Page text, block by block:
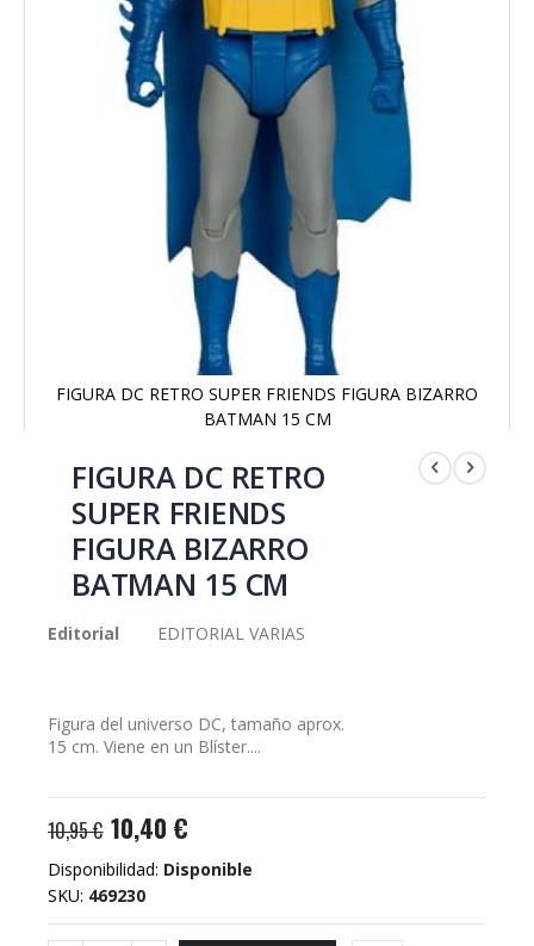
FIGURA DC RETRO SUPER FRIENDS FIGURA BIZARRO
BATMAN 15 CM
comienzo
imágenes
FIGURA DC RETRO
SUPER FRIENDS
FIGURA BIZARRO
BATMAN 15 CM
Editorial EDITORIAL VARIAS
Figura del universo DC, tamaño aprox.
15 cm. Viene en un Blíster....
10,95 € 10,40 €
Disponibilidad: Disponible
SKU 469230